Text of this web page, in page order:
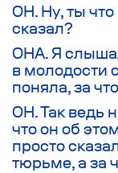
ОН. Ну, ты
сказал?
ОНА. Я
в молодости
поняла, за
ОН. Так ведь
что он об
просто
тюрьме, а за